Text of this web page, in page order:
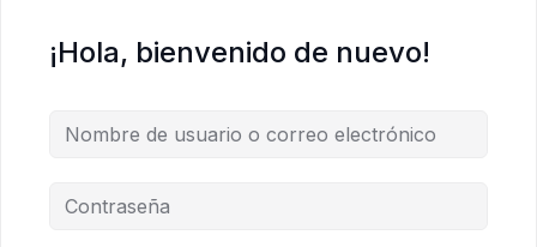
¡Hola, bienvenido de nuevo!